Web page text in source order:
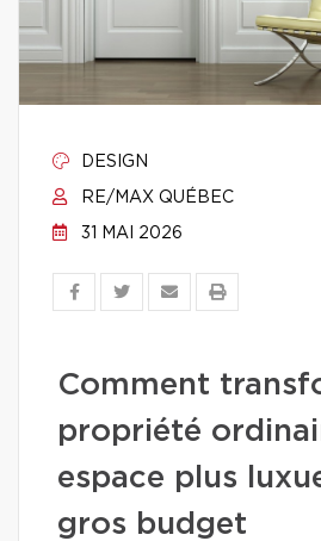
DESIGN
RE/MAX QUÉBEC
31 MAI 2026
Comment
propriété
espace plus
gros budget